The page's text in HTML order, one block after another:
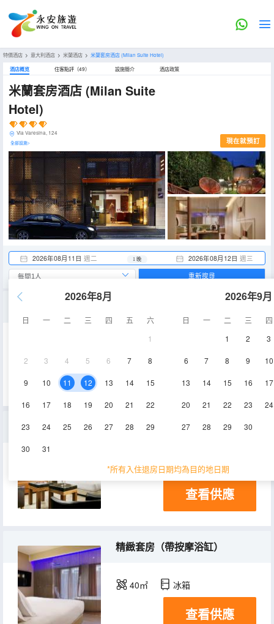
特價酒店 > 意大利酒店 > 米蘭酒店 > 米蘭套房酒店(Milan Suite Hotel)
酒店概览 住客點評（49） 設施簡介 酒店政策
米蘭套房酒店 (Milan Suite
Hotel)
Via Varesina, 124
全部設施> 現在就預訂
2026年08月11日 週二 2026年08月12日 週三
1 晚
2026年8月
日 一 二 三 四 五
六
1
2 3 4 5 6 7 8
9 10 11 12 13 14 15
16 17 18 19 20 21 22
23 24 25 26 27 28 29
30 31
2026年9月
日 一 二 三
四
1
2 3
6 7 8 9 10
13 14 15 16 17
20 21 22 23 24
27 28 29 30
*所有入住退房日期均為目的地日期
重新搜尋
家庭精緻套房
40㎡ 冰箱
查看供應
精緻套房（帶按摩浴缸）
40㎡ 冰箱
查看供應